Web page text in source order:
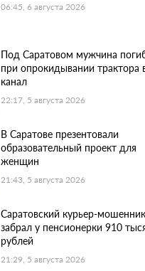
06:45, 6 августа 2026
Под Саратовом мужчина
при опрокидывании трактора
канал
22:17, 5 августа 2026
В Саратове презентовали
образовательный проект для
женщин
21:43, 5 августа 2026
Саратовский курьер-мошенник
забрал у пенсионерки 910
рублей
21:29, 5 августа 2026